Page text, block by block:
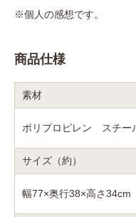
※個人の感想です。
商品仕様
素材
ポリプロピレン スチー
サイズ（約）
幅77×奥行38×高さ34cm